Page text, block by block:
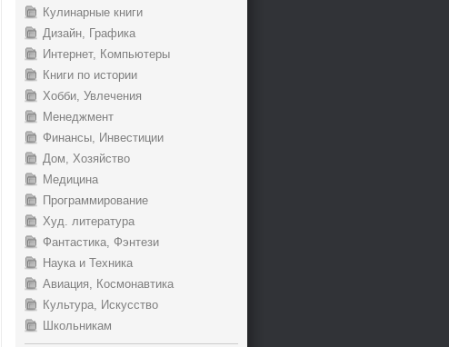
Кулинарные книги
Дизайн, Графика
Интернет, Компьютеры
Книги по истории
Хобби, Увлечения
Менеджмент
Финансы, Инвестиции
Дом, Хозяйство
Медицина
Программирование
Худ. литература
Фантастика, Фэнтези
Наука и Техника
Авиация, Космонавтика
Культура, Искусство
Школьникам